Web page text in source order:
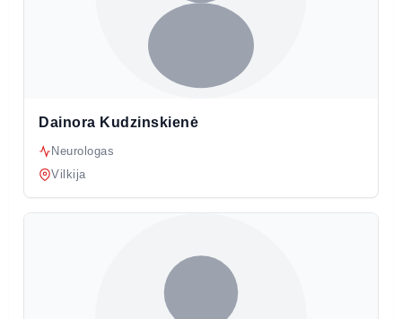
Dainora Kudzinskienė
Neurologas
Vilkija